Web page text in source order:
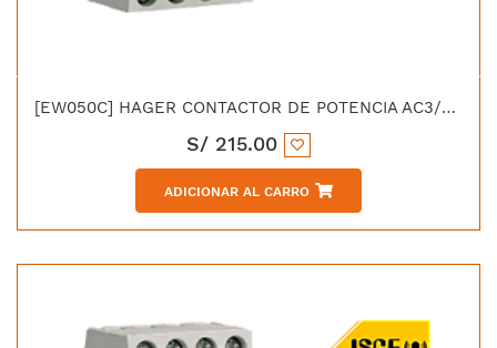
[EW050C] HAGER CONTACTOR DE POTENCIA AC3/380V 50 AMP 1NA+2NC BOBINA 220V 50/60HZ UL CE IEC-60947-4-1
S/ 215.00
ADICIONAR AL CARRO